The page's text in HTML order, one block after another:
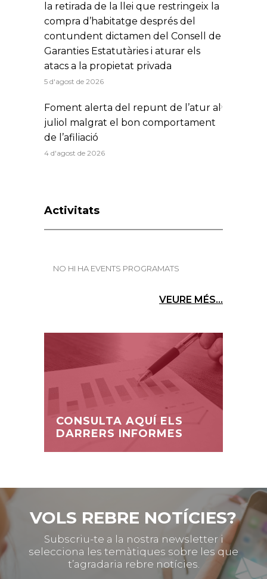
la retirada de la llei que restringeix la
compra d’habitatge després del
contundent dictamen del Consell de
Garanties Estatutàries i aturar els
atacs a la propietat privada
5 d'agost de 2026
Foment alerta del repunt de l’atur al
juliol malgrat el bon comportament
de l’afiliació
4 d'agost de 2026
Activitats
NO HI HA EVENTS PROGRAMATS
VEURE MÉS...
CONSULTA AQUÍ ELS
DARRERS INFORMES
VOLS REBRE NOTÍCIES?
Subscriu-te a la nostra newsletter i
selecciona les temàtiques sobre les que
t’agradaria rebre notícies.